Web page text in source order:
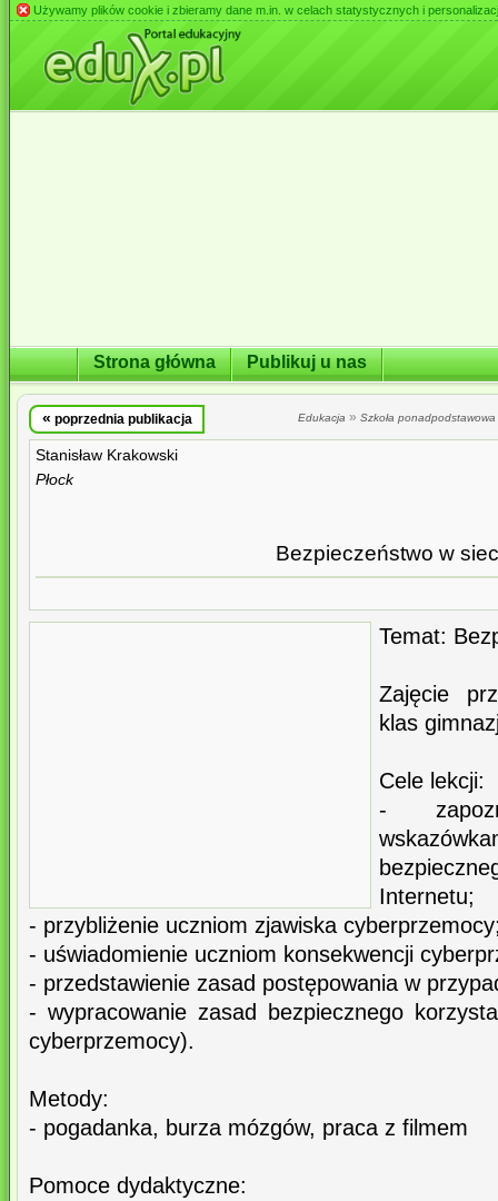
Używamy plików cookie i zbieramy dane m.in. w celach statystycznych i
Strona główna Publikuj u nas
« poprzednia publikacja Edukacja » Szkoła ponadpodstawowa
Stanisław Krakowski
Płock
Bezpieczeństwo w
Temat:
Zajęcie
klas
Cele lekcji:
-
Internetu;
- przybliżenie uczniom zjawiska
- uświadomienie uczniom konsekwencji
- przedstawienie zasad postępowania w
- wypracowanie zasad bezpiecznego
cyberprzemocy).
Metody:
- pogadanka, burza mózgów, praca z filmem
Pomoce dydaktyczne: